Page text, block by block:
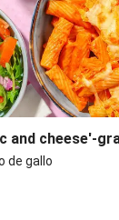
and cheese'-
de gallo